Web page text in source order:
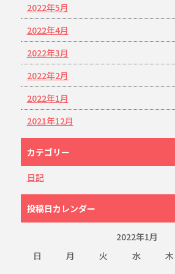
2022年5月
2022年4月
2022年3月
2022年2月
2022年1月
2021年12月
カテゴリー
日記
投稿日カレンダー
2022年1月
日
月 火 水 木